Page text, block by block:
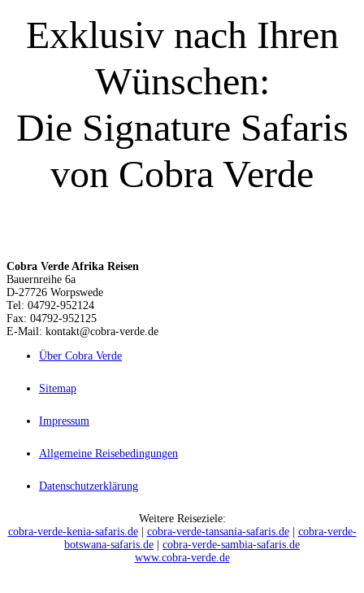
Exklusiv nach Ihren
Wünschen:
Die Signature Safaris
von Cobra Verde
Cobra Verde Afrika Reisen
Bauernreihe 6a
D-27726 Worpswede
Tel: 04792-952124
Fax: 04792-952125
E-Mail: kontakt@cobra-verde.de
Über Cobra Verde
Sitemap
Impressum
Allgemeine Reisebedingungen
Datenschutzerklärung
Weitere Reiseziele:
cobra-verde-kenia-safaris.de| cobra-verde-tansania-safaris.de| cobra-verde-
botswana-safaris.de
cobra-verde-sambia-safaris.de
www.cobra-verde.de